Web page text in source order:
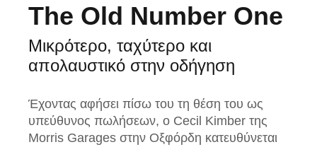
The Old Number One
Μικρότερο, ταχύτερο και
απολαυστικό στην οδήγηση
Έχοντας αφήσει πίσω του τη θέση του ως
υπεύθυνος πωλήσεων, ο Cecil Kimber της
Morris Garages στην Οξφόρδη κατευθύνεται